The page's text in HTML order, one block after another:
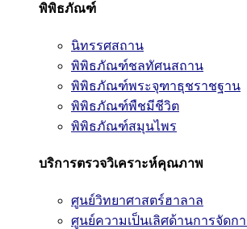
พิพิธภัณฑ์
นิทรรศสถาน
พิพิธภัณฑ์ชลทัศนสถาน
พิพิธภัณฑ์พระจุฑาธุชราชฐาน
พิพิธภัณฑ์พืชมีชีวิต
พิพิธภัณฑ์สมุนไพร
บริการตรวจวิเคราะห์คุณภาพ
ศูนย์วิทยาศาสตร์ฮาลาล
ศูนย์ความเป็นเลิศด้านการจัดก